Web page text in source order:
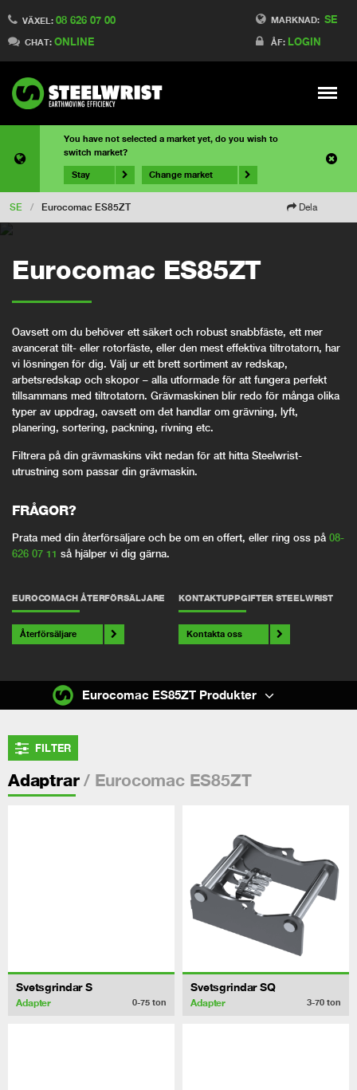
MARKNAD: SE
ÅF: LOGIN
VÄXEL: 08 626 07 00
CHAT: ONLINE
Meny
You have not selected a market yet, do you wish to
switch market?
Stay Change market
SE / Eurocomac ES85ZT Dela
Eurocomac ES85ZT
Oavsett om du behöver ett säkert och robust snabbfäste, ett mer
avancerat tilt- eller rotorfäste, eller den mest effektiva tiltrotatorn, har
vi lösningen för dig. Välj ur ett brett sortiment av redskap,
arbetsredskap och skopor – alla utformade för att fungera perfekt
tillsammans med tiltrotatorn. Grävmaskinen blir redo för många olika
typer av uppdrag, oavsett om det handlar om grävning, lyft,
planering, sortering, packning, rivning etc.
Filtrera på din grävmaskins vikt nedan för att hitta Steelwrist-
utrustning som passar din grävmaskin.
FRÅGOR?
Prata med din återförsäljare och be om en offert, eller ring oss på 08-
626 07 11 så hjälper vi dig gärna.
EUROCOMACH ÅTERFÖRSÄLJARE
Återförsäljare
KONTAKTUPPGIFTER STEELWRIST
Kontakta oss
FILTER
Adaptrar/ Eurocomac ES85ZT
Svetsgrindar S
Adapter 0-75 ton
Svetsgrindar SQ
Adapter 3-70 ton
Eurocomac ES85ZT Produkter